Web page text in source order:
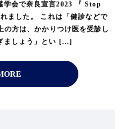
学会で奈良宣言2023 『 Stop
ました。 これは「健診などで
の方は、かかりつけ医を受診し
ましょう」とい […]